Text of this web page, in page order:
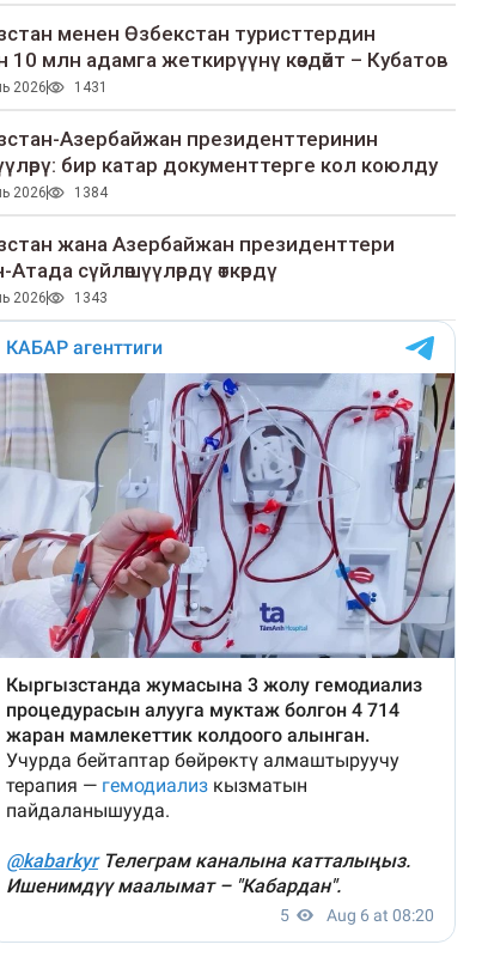
менен Өзбекстан туристтердин
млн адамга жеткирүүнү көздөйт – Кубатов
2026 1431
Азербайжан президенттеринин
бир катар документтерге кол коюлду
2026 1384
жана Азербайжан президенттери
сүйлөшүүлөрдү өткөрдү
2026 1343